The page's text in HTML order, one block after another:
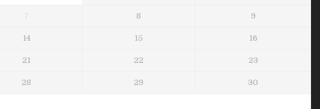
7 8 9
14 15 16
21 22 23
28 29 30